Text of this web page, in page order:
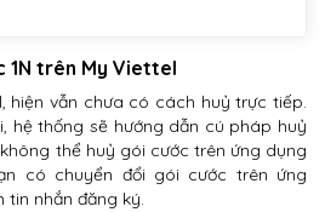
1N trên My Viettel
hiện vẫn chưa có cách huỷ trực tiếp.
hệ thống sẽ hướng dẫn cú pháp huỷ
thể huỷ gói cước trên ứng dụng
có chuyển đổi gói cước trên ứng
tin nhắn đăng ký.